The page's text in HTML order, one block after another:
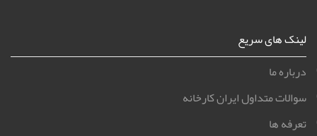
لینک های سریع
درباره ما
سوالات متداول ایران کارخانه
تعرفه ها